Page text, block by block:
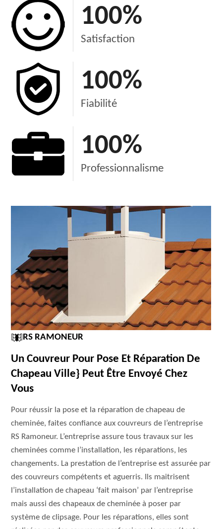
100%
Satisfaction
100%
Fiabilité
100%
Professionnalisme
RS RAMONEUR
Un Couvreur Pour Pose Et Réparation De
Chapeau Ville} Peut Être Envoyé Chez
Vous
Pour réussir la pose et la réparation de chapeau de
cheminée, faites confiance aux couvreurs de l’entreprise
RS Ramoneur. L’entreprise assure tous travaux sur les
cheminées comme l’installation, les réparations, les
changements. La prestation de l’entreprise est assurée par
des couvreurs compétents et aguerris. Ils maitrisent
l’installation de chapeau ‘fait maison’ par l’entreprise
mais aussi des chapeaux de cheminée à poser par
système de clipsage. Pour les réparations, elles sont